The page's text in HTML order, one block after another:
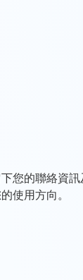
您的聯絡資訊
使用方向。